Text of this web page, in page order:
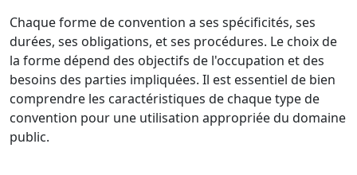
Chaque forme de convention a ses spécificités, ses
durées, ses obligations, et ses procédures. Le choix de
la forme dépend des objectifs de l'occupation et des
besoins des parties impliquées. Il est essentiel de bien
comprendre les caractéristiques de chaque type de
convention pour une utilisation appropriée du domaine
public.